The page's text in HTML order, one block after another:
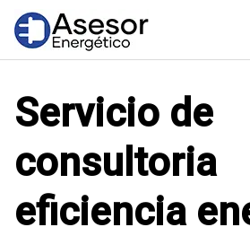
Saltar
contenido
Servicio de
consultoria
eficiencia